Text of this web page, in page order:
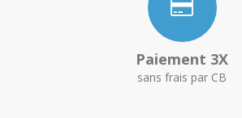
Paiement 3X
sans frais par CB